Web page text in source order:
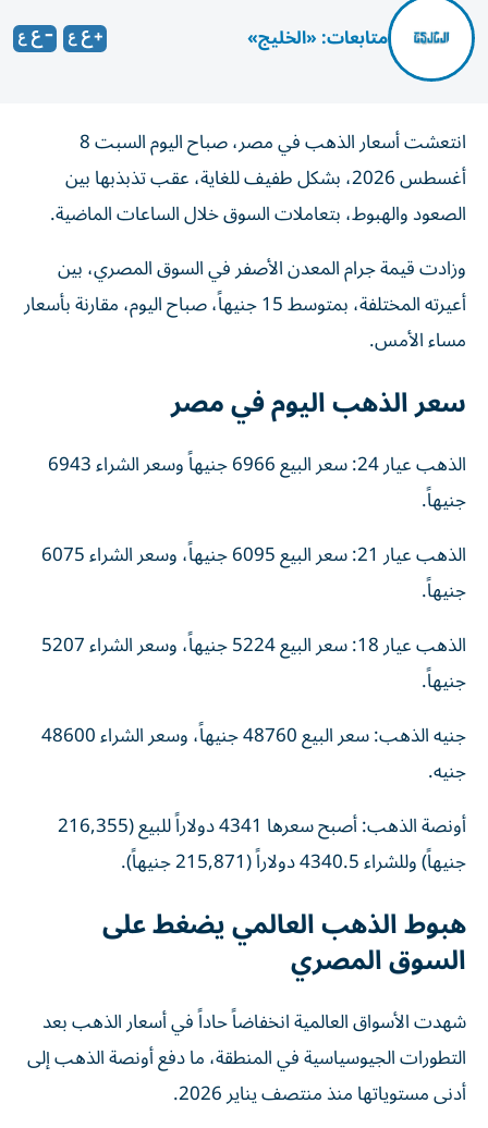
متابعات: «الخليج»
انتعشت أسعار الذهب في مصر، صباح اليوم السبت 8
أغسطس 2026، بشكل طفيف للغاية، عقب تذبذبها بين
الصعود والهبوط، بتعاملات السوق خلال الساعات الماضية.
وزادت قيمة جرام المعدن الأصفر في السوق المصري، بين
أعيرته المختلفة، بمتوسط 15 جنيهاً، صباح اليوم، مقارنة بأسعار
مساء الأمس.
سعر الذهب اليوم في مصر
الذهب عيار 24: سعر البيع 6966 جنيهاً وسعر الشراء 6943
جنيهاً.
الذهب عيار 21: سعر البيع 6095 جنيهاً، وسعر الشراء 6075
جنيهاً.
الذهب عيار 18: سعر البيع 5224 جنيهاً، وسعر الشراء 5207
جنيهاً.
جنيه الذهب: سعر البيع 48760 جنيهاً، وسعر الشراء 48600
جنيه.
أونصة الذهب: أصبح سعرها 4341 دولاراً للبيع (216,355
جنيهاً) وللشراء 4340.5 دولاراً (215,871 جنيهاً).
هبوط الذهب العالمي يضغط على
السوق المصري
شهدت الأسواق العالمية انخفاضاً حاداً في أسعار الذهب بعد
التطورات الجيوسياسية في المنطقة، ما دفع أونصة الذهب إلى
أدنى مستوياتها منذ منتصف يناير 2026.